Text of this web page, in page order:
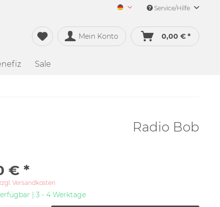
Merch&Music Deutsch
Service/Hilfe
Mein Konto 0,00 € *
Sale
Radio Bob
€ *
Versandkosten
| 3 - 4 Werktage